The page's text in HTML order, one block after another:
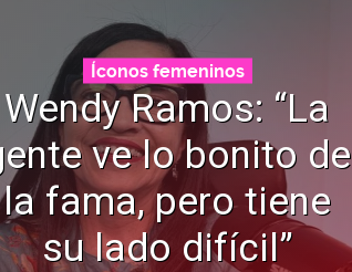
Íconos femeninos
Wendy Ramos: “La
ve lo bonito de
la fama, pero tiene
su lado difícil”